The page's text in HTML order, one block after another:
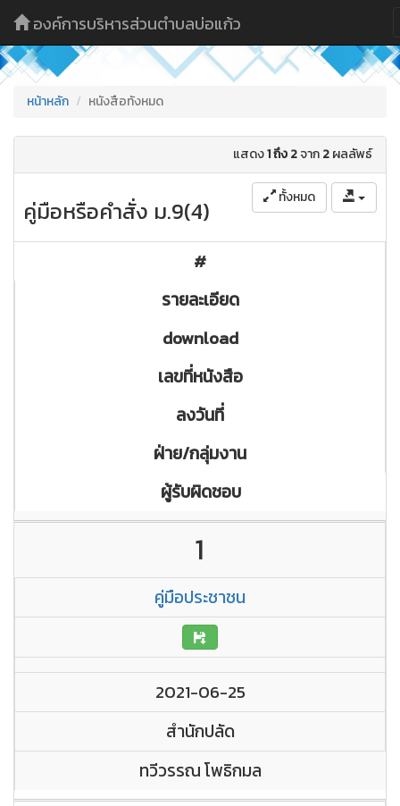
องค์การบริหารส่วนตำบลบ่อแก้ว
หน้าหลัก หนังสือทังหมด
แสดง1 ถึง 2จาก2ผลลัพธ์
ทั้งหมด
คู่มือหรือคำสั่ง ม.9(4)
#
รายละเอียด
download
เลขที่หนังสือ
ลงวันที่
ฝ่าย/กลุ่มงาน
ผู้รับผิดชอบ
1
คู่มือประชาชน
2021-06-25
สำนักปลัด
ทวีวรรณ โพธิกมล